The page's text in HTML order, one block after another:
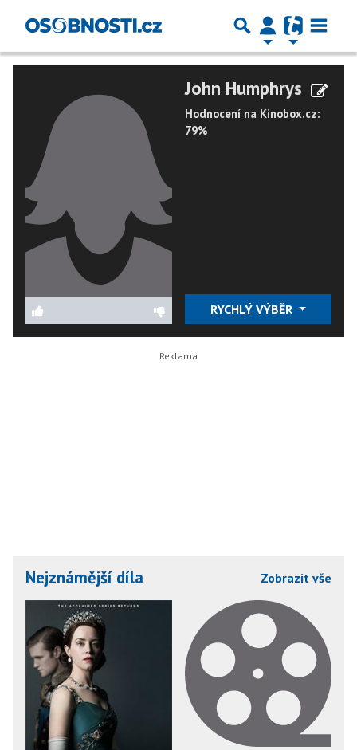
John Humphrys
Hodnocení na Kinobox.cz:
79%
RYCHLÝ VÝBĚR
Nejznámější díla Zobrazit vše